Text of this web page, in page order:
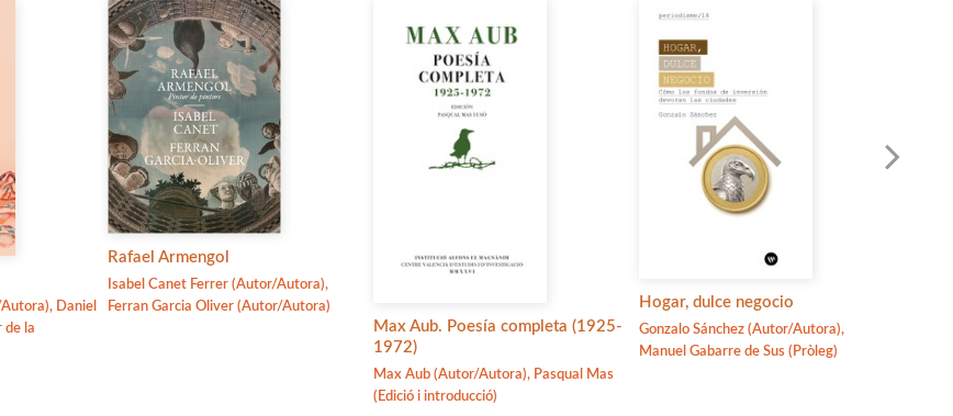
Daniel
de la
Rafael Armengol
Isabel Canet Ferrer (Autor/Autora),
Ferran Garcia Oliver (Autor/Autora)
Max Aub. Poesía completa (1925-
1972)
Max Aub (Autor/Autora), Pasqual Mas
(Edició i introducció)
Hogar, dulce negocio
Gonzalo Sánchez (Autor/Autora),
Manuel Gabarre de Sus (Pròleg)